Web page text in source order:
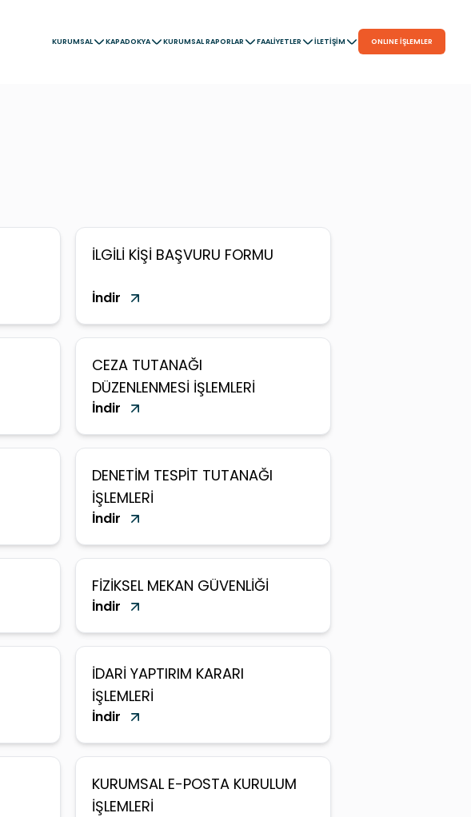
KURUMSAL KAPADOKYA KURUMSAL RAPORLAR FAALİYETLER İLETİŞİM ONLINE İŞLEMLER
İLGİLİ KİŞİ BAŞVURU FORMU
İndir
CEZA TUTANAĞI
DÜZENLENMESİ İŞLEMLERİ
İndir
DENETİM TESPİT TUTANAĞI
İŞLEMLERİ
İndir
FİZİKSEL MEKAN GÜVENLİĞİ
İndir
İDARİ YAPTIRIM KARARI
İŞLEMLERİ
İndir
KURUMSAL E-POSTA KURULUM
İŞLEMLERİ